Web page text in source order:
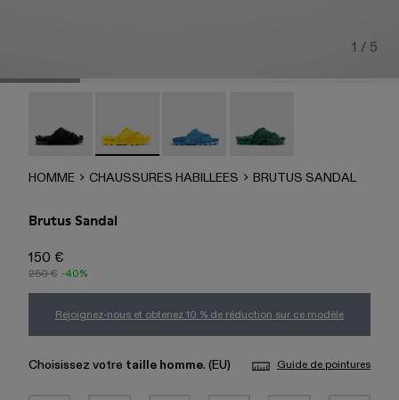
1 / 5
HOMME CHAUSSURES HABILLEES BRUTUS SANDAL
Brutus Sandal
150 €
250 € -40%
Rejoignez-nous et obtenez 10 % de réduction sur ce modèle
Choisissez votre taille homme. (EU) Guide de pointures